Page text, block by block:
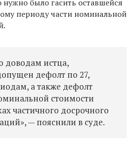
нужно было гасить оставшейся
периоду части номинальной
доводам истца,
дефолт по 27,
а также дефолт
стоимости
частичного досрочного
— пояснили в суде.